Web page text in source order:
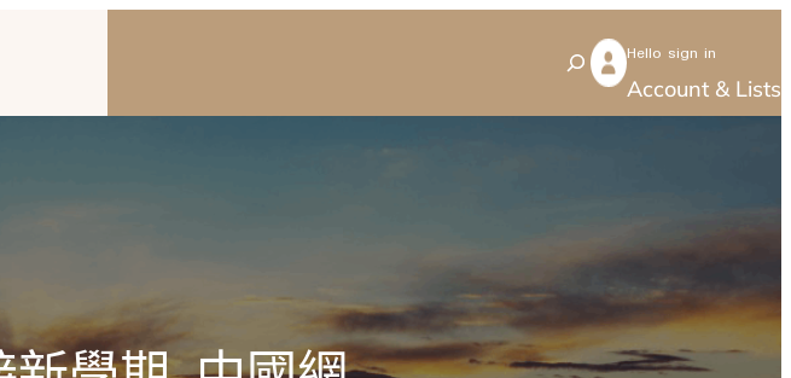
S
e
Hello sign in
Account & Lists